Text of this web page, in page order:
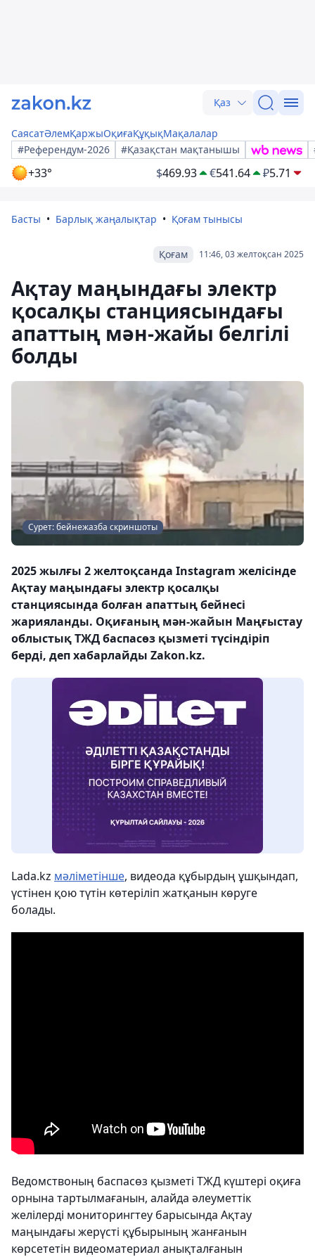
Қаз
СаясатӘлемҚаржыОқиғаҚұқықМақалалар
#Референдум-2026
#Қазақстан мақтанышы
+33° $469.93 €541.64 ₽5.71
Басты Барлық жаңалықтар Қоғам тынысы
11:46, 03 желтоқсан 2025
Қоғам
Ақтау маңындағы электр
қосалқы станциясындағы
апаттың мән-жайы белгілі
болды
Сурет: бейнежазба скриншоты
2025 жылғы 2 желтоқсанда Instagram желісінде
Ақтау маңындағы электр қосалқы
станциясында болған апаттың бейнесі
жарияланды. Оқиғаның мән-жайын Маңғыстау
облыстық ТЖД баспасөз қызметі түсіндіріп
берді, деп хабарлайды Zakon.kz.
Lada.kz мәліметінше, видеода құбырдың ұшқындап,
үстінен қою түтін көтеріліп жатқанын көруге
болады.
Ведомствоның баспасөз қызметі ТЖД күштері оқиға
орнына тартылмағанын, алайда әлеуметтік
желілерді мониторингтеу барысында Ақтау
маңындағы жерүсті құбырының жанғанын
көрсететін видеоматериал анықталғанын